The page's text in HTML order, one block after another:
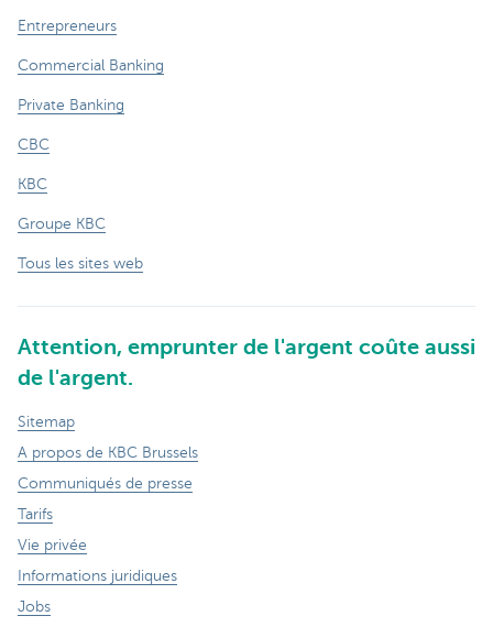
Entrepreneurs
Commercial Banking
Private Banking
CBC
KBC
Groupe KBC
Tous les sites web
Attention, emprunter de l'argent coûte aussi
de l'argent.
Sitemap
A propos de KBC Brussels
Communiqués de presse
Tarifs
Vie privée
Informations juridiques
Jobs